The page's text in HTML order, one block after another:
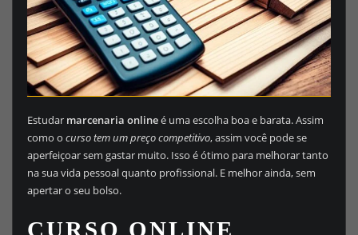
Estudar marcenaria onlineé uma escolha boa e barata. Assim
como o curso tem um preço competitivo, assim você pode se
aperfeiçoar sem gastar muito. Isso é ótimo para melhorar tanto
na sua vida pessoal quanto profissional. E melhor ainda, sem
apertar o seu bolso.
CURSO ONLINE